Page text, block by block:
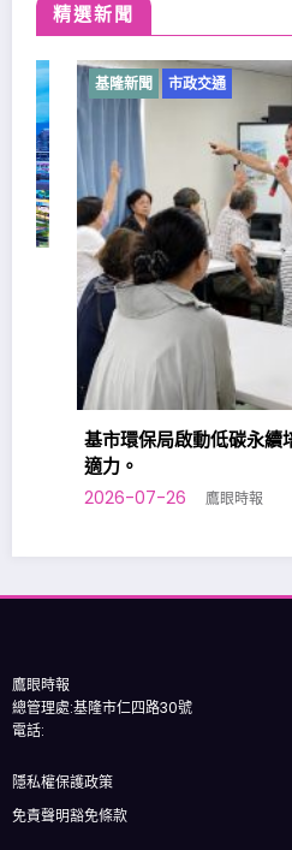
精選新聞
基隆新聞 市政交通
基市環保局啟動低碳永續培
適力。
2026-07-26 鷹眼時報
鷹眼時報
總管理處:基隆市仁四路30號
電話:
隱私權保護政策
免責聲明豁免條款